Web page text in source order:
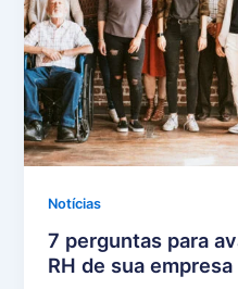
Notícias
7 perguntas para
RH de sua empresa